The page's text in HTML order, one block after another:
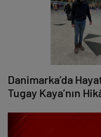
Danimarka’da
Tugay Kaya’nın